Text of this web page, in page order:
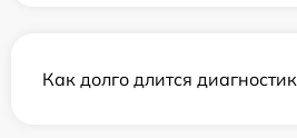
Как долго длится